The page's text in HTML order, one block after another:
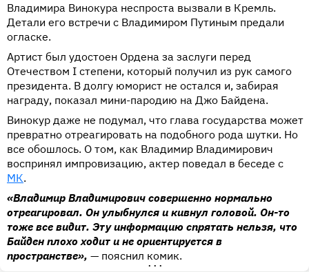
Владимира Винокура неспроста вызвали в Кремль.
Детали его встречи с Владимиром Путиным предали
огласке.
Артист был удостоен Ордена за заслуги перед
Отечеством I степени, который получил из рук самого
президента. В долгу юморист не остался и, забирая
награду, показал мини-пародию на Джо Байдена.
Винокур даже не подумал, что глава государства может
превратно отреагировать на подобного рода шутки. Но
все обошлось. О том, как Владимир Владимирович
воспринял импровизацию, актер поведал в беседе с
МК.
«Владимир Владимирович совершенно нормально
отреагировал. Он улыбнулся и кивнул головой. Он-то
тоже все видит. Эту информацию спрятать нельзя, что
Байден плохо ходит и не ориентируется в
пространстве», — пояснил комик.
•••